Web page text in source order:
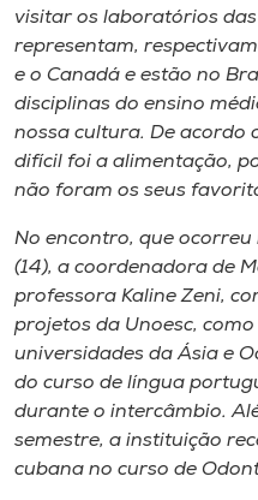
Unoesc
Store
Selecione
visitar os laboratórios das
representam,
e o Canadá e estão no
disciplinas do ensino
nossa cultura. De acordo
difícil foi a alimentação,
não foram os seus
No encontro, que
(14), a coordenadora de
professora Kaline Zeni,
projetos da Unoesc,
universidades da Ásia e
do curso de língua
durante o intercâmbio.
semestre, a instituição
cubana no curso de